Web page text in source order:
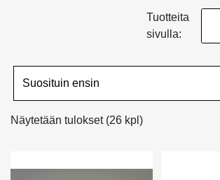
Näytetään tulokset (26 kpl)
Tuotteita
sivulla: